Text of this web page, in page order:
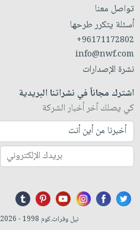
تواصل معنا
أسئلة يتكرر طرحها
+96171172802
info@nwf.com
نشرة الإصدارات
اشترك مجاناً في نشراتنا البريدية
كي يصلك آخر أخبار الشركة
نيل وفرات.كوم 1998 - 2026. كافة الحقوق محفوظة ©